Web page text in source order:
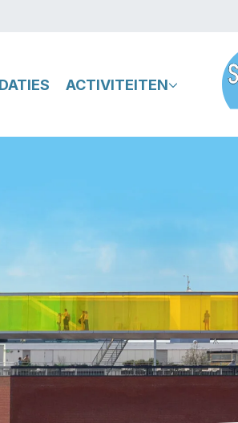
ACTIVITEITEN